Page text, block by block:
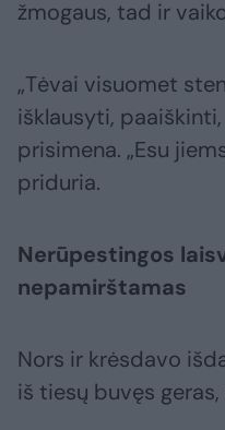
žmogaus, tad ir
„Tėvai visuomet
išklausyti,
prisimena. „Esu
priduria.
Nerūpestingos
nepamirštamas
Nors ir krėsdavo
iš tiesų buvęs